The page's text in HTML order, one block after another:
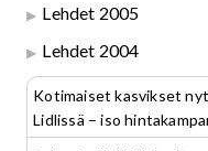
Lehdet 2005
Lehdet 2004
Kotimaiset kasvikset
Lidlissä – iso